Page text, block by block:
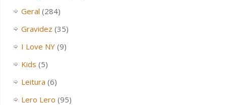
Geral (284)
Gravidez (35)
I Love NY(9)
Kids (5)
Leitura (6)
Lero Lero (95)